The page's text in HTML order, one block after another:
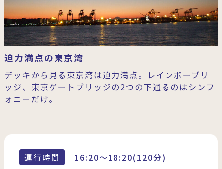
迫力満点の東京湾
デッキから見る東京湾は迫力満点。レインボーブリ
ッジ、東京ゲートブリッジの2つの下通るのはシンフ
ォニーだけ。
運行時間
16:20～18:20(120分)